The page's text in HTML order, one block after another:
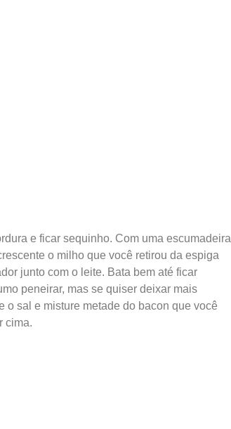
e ficar sequinho. Com uma escumadeira
o milho que você retirou da espiga
junto com o leite. Bata bem até ficar
peneirar, mas se quiser deixar mais
o sal e misture metade do bacon que você
cima.